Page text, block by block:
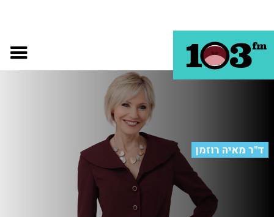
ד"ר מאיה רוזמן